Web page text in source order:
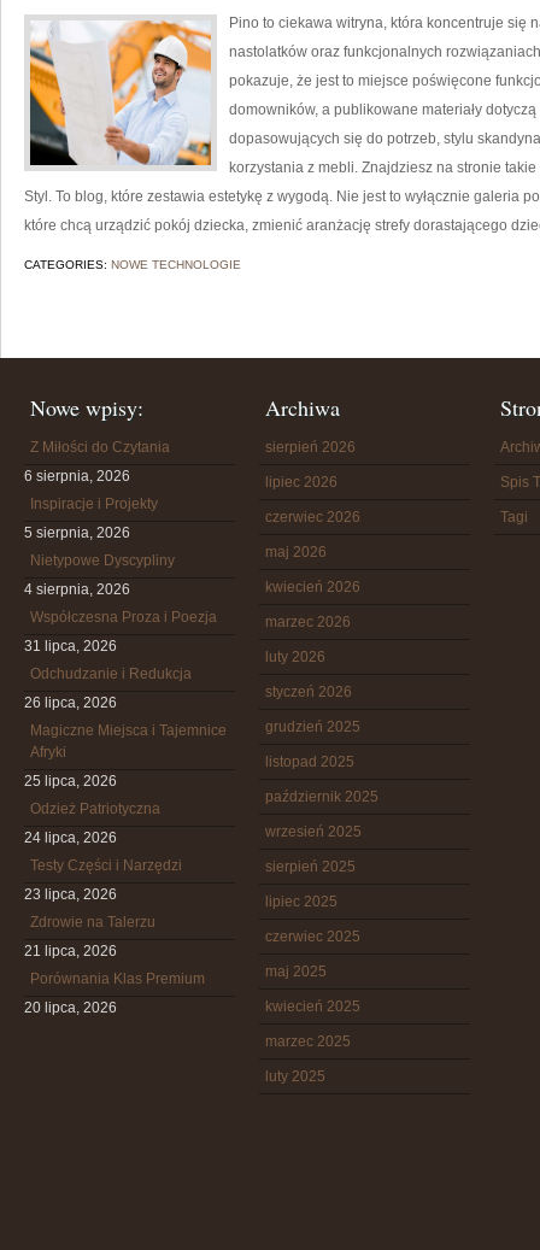
Pino to ciekawa witryna, która koncentruje się
nastolatków oraz funkcjonalnych
pokazuje, że jest to miejsce poświęcone
domowników, a publikowane materiały
dopasowujących się do potrzeb, stylu
korzystania z mebli. Znajdziesz na stronie
Styl. To blog, które zestawia estetykę z wygodą. Nie jest to wyłącznie galeria
które chcą urządzić pokój dziecka, zmienić aranżację strefy dorastającego
CATEGORIES: NOWE TECHNOLOGIE
Nowe wpisy:
Z Miłości do Czytania
6 sierpnia, 2026
Inspiracje i Projekty
5 sierpnia, 2026
Nietypowe Dyscypliny
4 sierpnia, 2026
Współczesna Proza i Poezja
31 lipca, 2026
Odchudzanie i Redukcja
26 lipca, 2026
Magiczne Miejsca i Tajemnice
Afryki
25 lipca, 2026
Odzież Patriotyczna
24 lipca, 2026
Testy Części i Narzędzi
23 lipca, 2026
Zdrowie na Talerzu
21 lipca, 2026
Porównania Klas Premium
20 lipca, 2026
Archiwa
sierpień 2026
lipiec 2026
czerwiec 2026
maj 2026
kwiecień 2026
marzec 2026
luty 2026
styczeń 2026
grudzień 2025
listopad 2025
październik 2025
wrzesień 2025
sierpień 2025
lipiec 2025
czerwiec 2025
maj 2025
kwiecień 2025
marzec 2025
luty 2025
Spis
Tagi